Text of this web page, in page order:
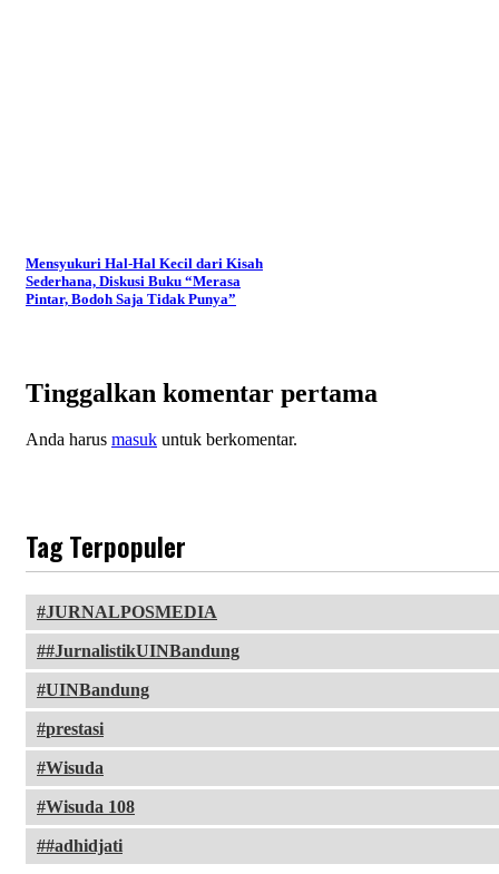
Mensyukuri Hal-Hal Kecil dari Kisah
Sederhana, Diskusi Buku “Merasa
Pintar, Bodoh Saja Tidak Punya”
Tinggalkan komentar pertama
Anda harus masuk untuk berkomentar.
Tag Terpopuler
JURNALPOSMEDIA
#JurnalistikUINBandung
UINBandung
prestasi
Wisuda
Wisuda 108
#adhidjati